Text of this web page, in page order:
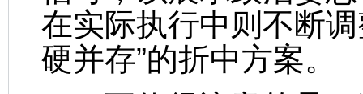
在实际执行中则不断
硬并存”的折中方案。